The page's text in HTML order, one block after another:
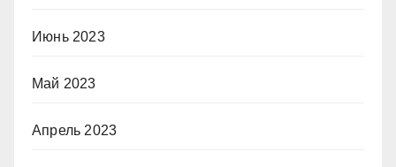
Июнь 2023
Май 2023
Апрель 2023